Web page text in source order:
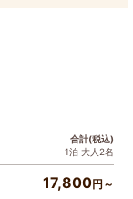
合計(税込)
1泊 大人2名
17,800円～